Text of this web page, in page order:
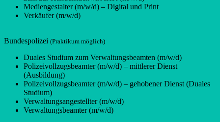
Mediengestalter (m/w/d) – Digital und Print
Verkäufer (m/w/d)
Bundespolizei (Praktikum möglich)
Duales Studium zum Verwaltungsbeamten (m/w/d)
Polizeivollzugsbeamter (m/w/d) – mittlerer Dienst
(Ausbildung)
Polizeivollzugsbeamter (m/w/d) – gehobener Dienst (Duales
Studium)
Verwaltungsangestellter (m/w/d)
Verwaltungsbeamter (m/w/d)